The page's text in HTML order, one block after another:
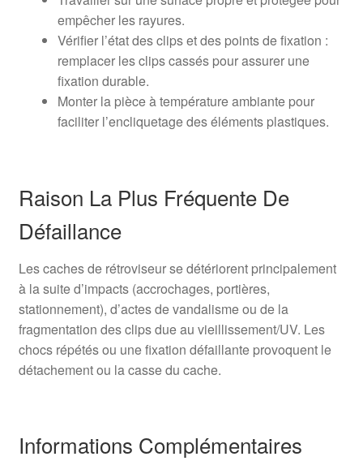
empêcher les rayures.
Vérifier l’état des clips et des points de fixation :
remplacer les clips cassés pour assurer une
fixation durable.
Monter la pièce à température ambiante pour
faciliter l’encliquetage des éléments plastiques.
Raison La Plus Fréquente De
Défaillance
Les caches de rétroviseur se détériorent principalement
à la suite d’impacts (accrochages, portières,
stationnement), d’actes de vandalisme ou de la
fragmentation des clips due au vieillissement/UV. Les
chocs répétés ou une fixation défaillante provoquent le
détachement ou la casse du cache.
Informations Complémentaires